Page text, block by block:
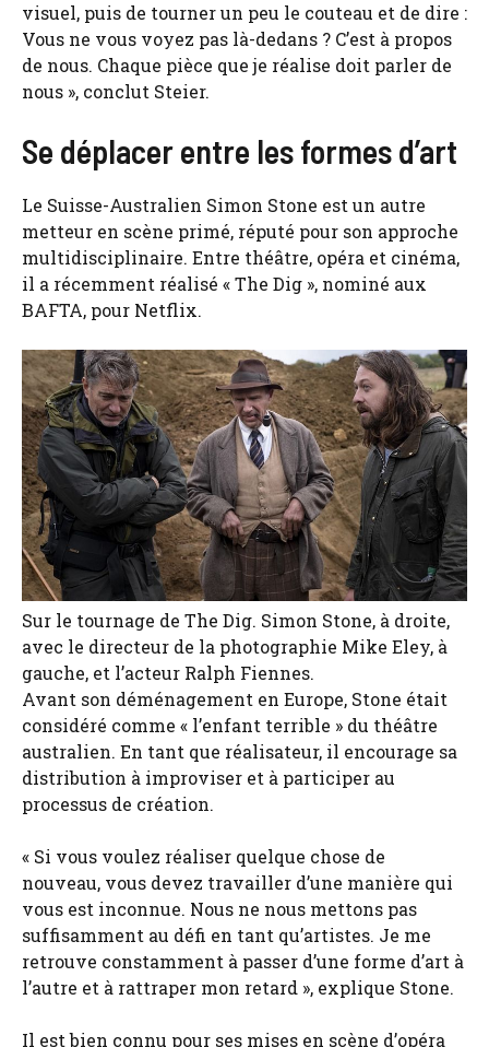
visuel, puis de tourner un peu le couteau et de dire :
Vous ne vous voyez pas là-dedans ? C’est à propos
de nous. Chaque pièce que je réalise doit parler de
nous », conclut Steier.
Se déplacer entre les formes d’art
Le Suisse-Australien Simon Stone est un autre
metteur en scène primé, réputé pour son approche
multidisciplinaire. Entre théâtre, opéra et cinéma,
il a récemment réalisé « The Dig », nominé aux
BAFTA, pour Netflix.
Sur le tournage de The Dig. Simon Stone, à droite,
avec le directeur de la photographie Mike Eley, à
gauche, et l’acteur Ralph Fiennes.
Avant son déménagement en Europe, Stone était
considéré comme « l’enfant terrible » du théâtre
australien. En tant que réalisateur, il encourage sa
distribution à improviser et à participer au
processus de création.
« Si vous voulez réaliser quelque chose de
nouveau, vous devez travailler d’une manière qui
vous est inconnue. Nous ne nous mettons pas
suffisamment au défi en tant qu’artistes. Je me
retrouve constamment à passer d’une forme d’art à
l’autre et à rattraper mon retard », explique Stone.
Il est bien connu pour ses mises en scène d’opéra